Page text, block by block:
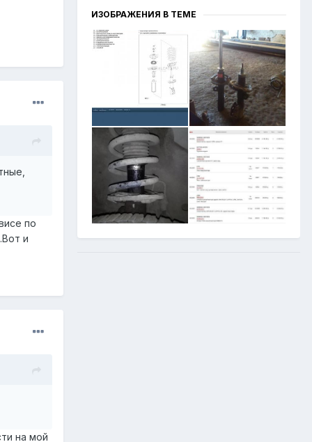
по
и
на мой
ИЗОБРАЖЕНИЯ В ТЕМЕ